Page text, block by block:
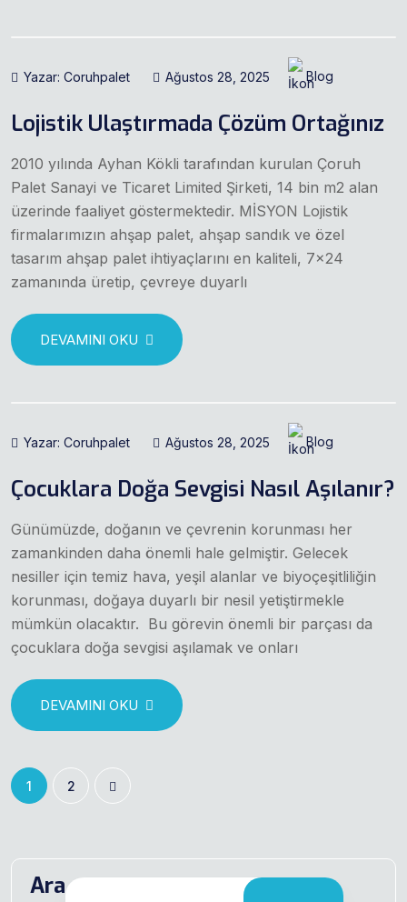
Yazar: Coruhpalet Ağustos 28, 2025 Blog
Lojistik Ulaştırmada Çözüm Ortağınız
2010 yılında Ayhan Kökli tarafından kurulan Çoruh
Palet Sanayi ve Ticaret Limited Şirketi, 14 bin m2 alan
üzerinde faaliyet göstermektedir. MİSYON Lojistik
firmalarımızın ahşap palet, ahşap sandık ve özel
tasarım ahşap palet ihtiyaçlarını en kaliteli, 7×24
zamanında üretip, çevreye duyarlı
DEVAMINI OKU
Yazar: Coruhpalet Ağustos 28, 2025 Blog
Çocuklara Doğa Sevgisi Nasıl Aşılanır?
Günümüzde, doğanın ve çevrenin korunması her
zamankinden daha önemli hale gelmiştir. Gelecek
nesiller için temiz hava, yeşil alanlar ve biyoçeşitliliğin
korunması, doğaya duyarlı bir nesil yetiştirmekle
mümkün olacaktır. Bu görevin önemli bir parçası da
çocuklara doğa sevgisi aşılamak ve onları
DEVAMINI OKU
1 2
Ara